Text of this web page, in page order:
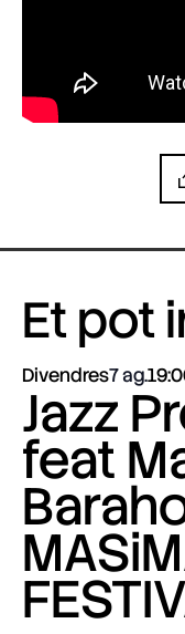
Et pot
Divendres7 ag.
Jazz
feat